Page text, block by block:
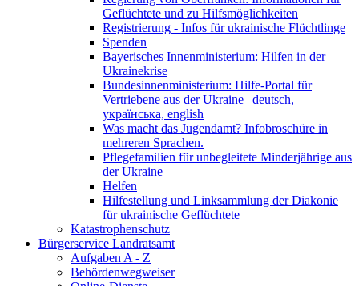
Geflüchtete und zu Hilfsmöglichkeiten
Registrierung - Infos für ukrainische Flüchtlinge
Spenden
Bayerisches Innenministerium: Hilfen in der
Ukrainekrise
Bundesinnenministerium: Hilfe-Portal für
Vertriebene aus der Ukraine | deutsch,
українська, english
Was macht das Jugendamt? Infobroschüre in
mehreren Sprachen.
Pflegefamilien für unbegleitete Minderjährige aus
der Ukraine
Helfen
Hilfestellung und Linksammlung der Diakonie
für ukrainische Geflüchtete
Katastrophenschutz
Bürgerservice Landratsamt
Aufgaben A - Z
Behördenwegweiser